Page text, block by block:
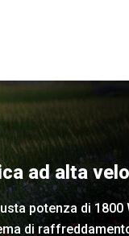
ad alta
potenza di 1800
di